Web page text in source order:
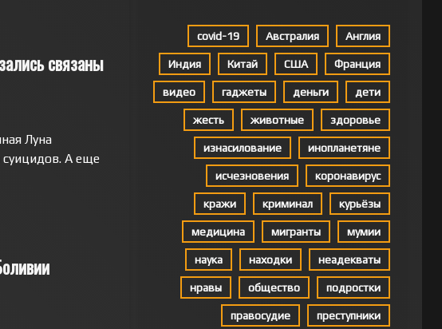
связаны
Луна
суицидов. А еще
covid-19 Австралия Англия
Индия Китай США Франция
видео гаджеты деньги дети
жесть животные здоровье
изнасилование инопланетяне
исчезновения коронавирус
кражи криминал курьёзы
медицина мигранты мумии
наука находки неадекваты
нравы общество подростки
правосудие преступники